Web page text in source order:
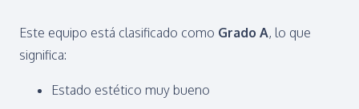
Este equipo está clasificado como Grado A, lo que
significa:
Estado estético muy bueno